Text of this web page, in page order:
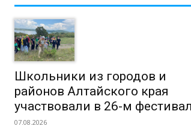
Школьники из городов и
районов Алтайского края
участвовали в 26-м
07.08.2026